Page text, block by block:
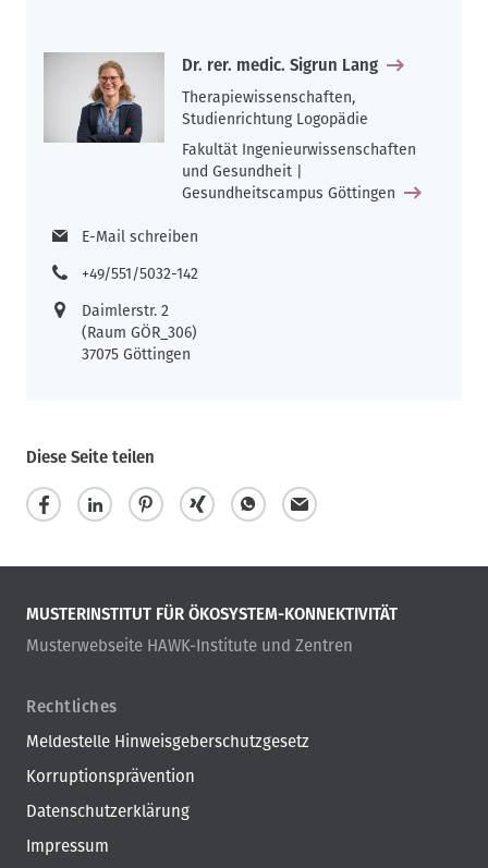
Dr. rer. medic. Sigrun Lang
Therapiewissenschaften,
Studienrichtung Logopädie
Fakultät Ingenieurwissenschaften
und Gesundheit |
Gesundheitscampus Göttingen
E-Mail schreiben
+49/551/5032-142
Daimlerstr. 2
(Raum GÖR_306)
37075 Göttingen
Diese Seite teilen
MUSTERINSTITUT FÜR ÖKOSYSTEM-KONNEKTIVITÄT
Musterwebseite HAWK-Institute und Zentren
Rechtliches
Meldestelle Hinweisgeberschutzgesetz
Korruptionsprävention
Datenschutzerklärung
Impressum